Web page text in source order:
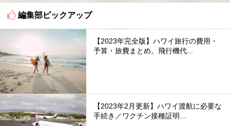
編集部ピックアップ
【2023年完全版】ハワイ旅行の費用・
予算・旅費まとめ。飛行機代...
【2023年2月更新】ハワイ渡航に必要な
手続き／ワクチン接種証明...